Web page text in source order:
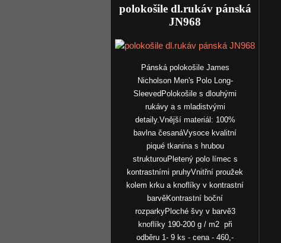
polokošile dl.rukáv pánská
JN968
Pánská polokošile James
Nicholson Men's Polo Long-
SleevedPolokošile s dlouhými
rukávy a s mladistvými
detaily.Vnější materiál: 100%
bavlna česanáVysoce kvalitní
piqué tkanina s hrubou
strukturouPletený polo límec s
kontrastními pruhyVnitřní proužek
kolem krku a knoflíky v kontrastní
barvěKontrastní boční
rozparkyPloché švy v barvě3
knoflíky 190-200 g / m2 při
odběru 1- 9 ks - cena - 460,-